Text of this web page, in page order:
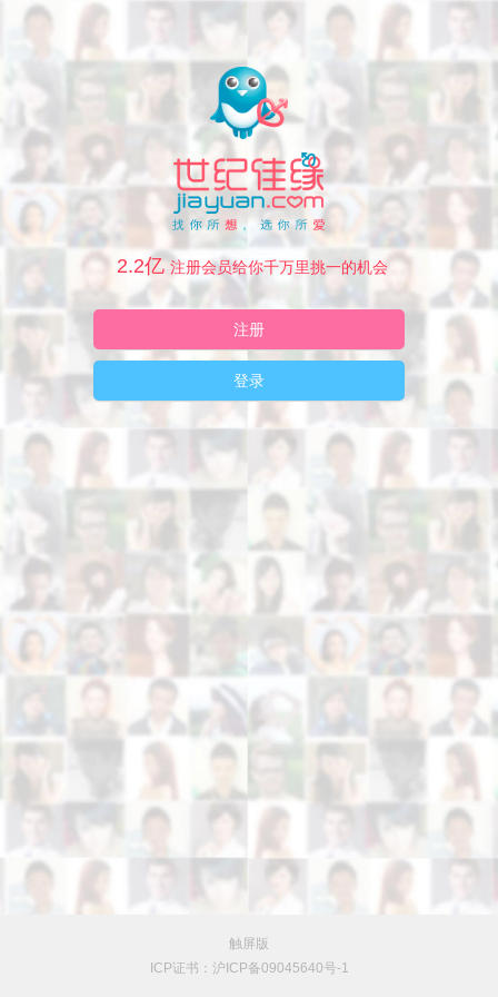
2.2亿 注册会员给你千万里挑一的机会
注册
登录
触屏版
ICP证书：沪ICP备09045640号-1